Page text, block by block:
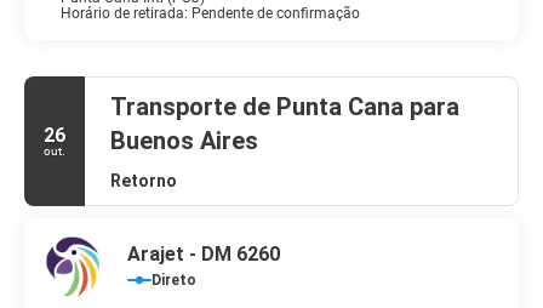
Horário de retirada: Pendente de confirmação
26
out.
Transporte de Punta Cana para
Buenos Aires
Retorno
Arajet - DM 6260
Direto